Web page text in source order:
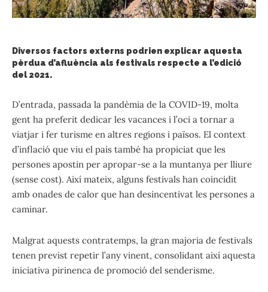
Diversos factors externs podrien explicar aquesta
pèrdua d’afluència als festivals respecte a l’edició
del 2021.
D’entrada, passada la pandèmia de la COVID-19, molta
gent ha preferit dedicar les vacances i l’oci a tornar a
viatjar i fer turisme en altres regions i països. El context
d’inflació que viu el país també ha propiciat que les
persones apostin per apropar-se a la muntanya per lliure
(sense cost). Així mateix, alguns festivals han coincidit
amb onades de calor que han desincentivat les persones a
caminar.
Malgrat aquests contratemps, la gran majoria de festivals
tenen previst repetir l’any vinent, consolidant així aquesta
iniciativa pirinenca de promoció del senderisme.